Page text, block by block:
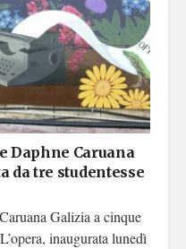
Daphne Caruana
da tre studentesse
Galizia a cinque
inaugurata lunedì